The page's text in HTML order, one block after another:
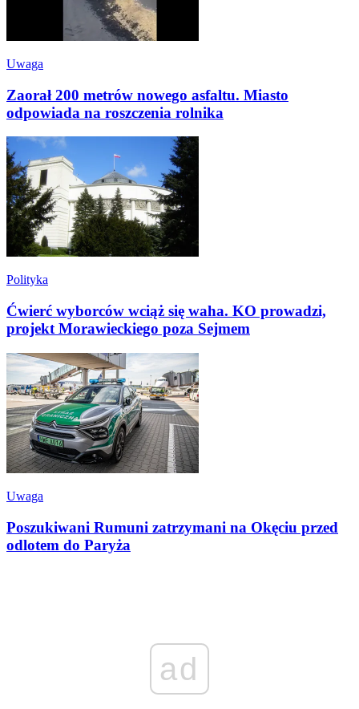
Uwaga
Zaorał 200 metrów nowego asfaltu. Miasto
odpowiada na roszczenia rolnika
Polityka
Ćwierć wyborców wciąż się waha. KO prowadzi,
projekt Morawieckiego poza Sejmem
Uwaga
Poszukiwani Rumuni zatrzymani na Okęciu przed
odlotem do Paryża
ad